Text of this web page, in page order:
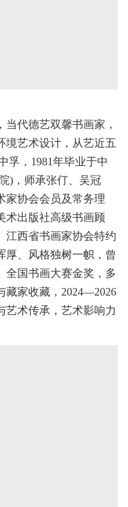
当代德艺双馨书画家，
境艺术设计，从艺近五
孚，1981年毕业于中
)，师承张仃、吴冠
家协会会员及常务理
术出版社高级书画顾
江西省书画家协会特约
厚、风格独树一帜，曾
全国书画大赛金奖，多
藏家收藏，2024—2026
艺术传承，艺术影响力